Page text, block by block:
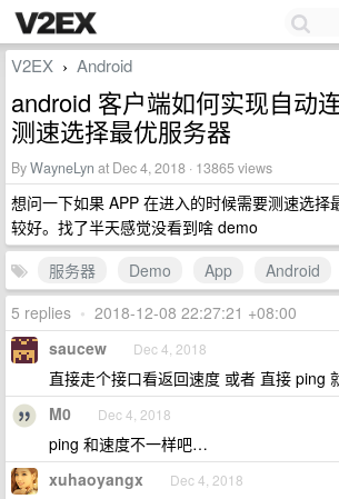
V2EX › Android
android 客户端如何实现自动
测速选择最优服务器
ByWayneLyn at Dec 4, 2018 · 13865 views
想问一下如果 APP 在进入的时候需要测速选择
较好。找了半天感觉没看到啥 demo
服务器
Demo App
Android
5 replies • 2018-12-08 22:27:21 +08:00
saucew Dec 4, 2018
直接走个接口看返回速度 或者 直接 ping
M0 Dec 4, 2018
ping 和速度不一样吧…
xuhaoyangx Dec 4, 2018